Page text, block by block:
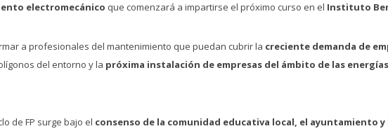
electromecánico que comenzará a impartirse el próximo curso en el Instituto
a profesionales del mantenimiento que puedan cubrir la creciente demanda de
del entorno y la próxima instalación de empresas del ámbito de las
de FP surge bajo el consenso de la comunidad educativa local, el ayuntamiento